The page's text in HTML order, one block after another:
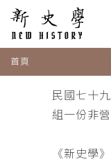
首頁
民國七十
組一份非
《新史學